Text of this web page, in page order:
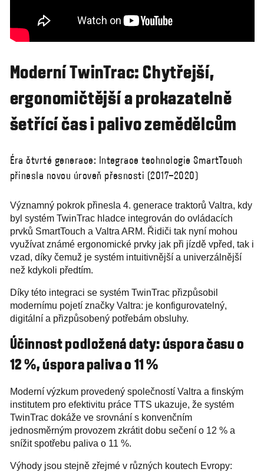
Moderní TwinTrac: Chytřejší,
ergonomičtější a prokazatelně
šetřící čas i palivo zemědělcům
Éra čtvrté generace: Integrace technologie SmartTouch
přinesla novou úroveň přesnosti (2017–2020)
Významný pokrok přinesla 4. generace traktorů Valtra, kdy
byl systém TwinTrac hladce integrován do ovládacích
prvků SmartTouch a Valtra ARM. Řidiči tak nyní mohou
využívat známé ergonomické prvky jak při jízdě vpřed, tak i
vzad, díky čemuž je systém intuitivnější a univerzálnější
než kdykoli předtím.
Díky této integraci se systém TwinTrac přizpůsobil
modernímu pojetí značky Valtra: je konfigurovatelný,
digitální a přizpůsobený potřebám obsluhy.
Účinnost podložená daty: úspora času o
12 %, úspora paliva o 11 %
Moderní výzkum provedený společností Valtra a finským
institutem pro efektivitu práce TTS ukazuje, že systém
TwinTrac dokáže ve srovnání s konvenčním
jednosměrným provozem zkrátit dobu sečení o 12 % a
snížit spotřebu paliva o 11 %.
Výhody jsou stejně zřejmé v různých koutech Evropy: